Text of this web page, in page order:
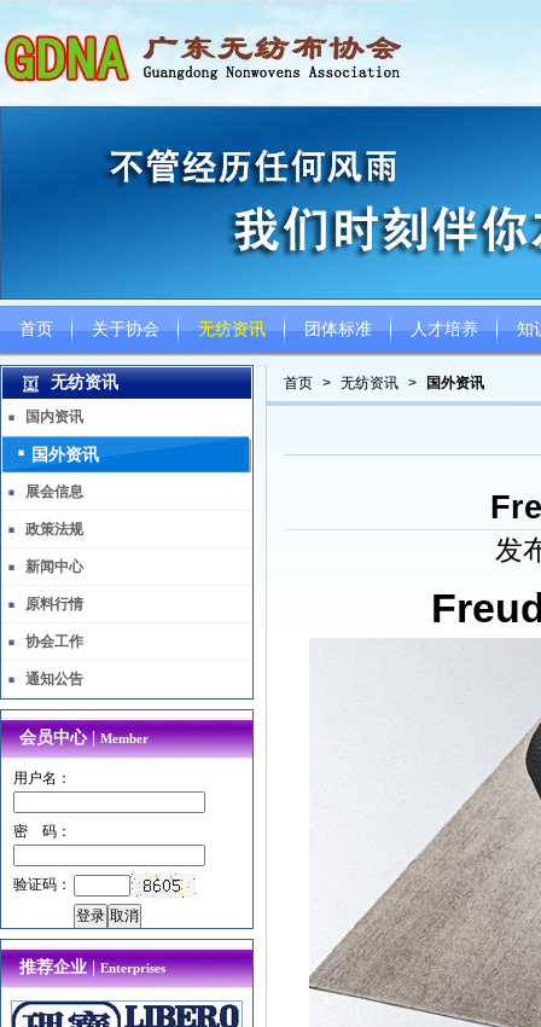
首页 关于协会 无纺资讯 团体标准 人才培养 知
首页 > 无纺资讯 > 国外资讯
发
无纺资讯
国内资讯
国外资讯
展会信息
政策法规
新闻中心
原料行情
协会工作
通知公告
会员中心 |Member
用户名：
密 码：
验证码：
推荐企业 |Enterprises